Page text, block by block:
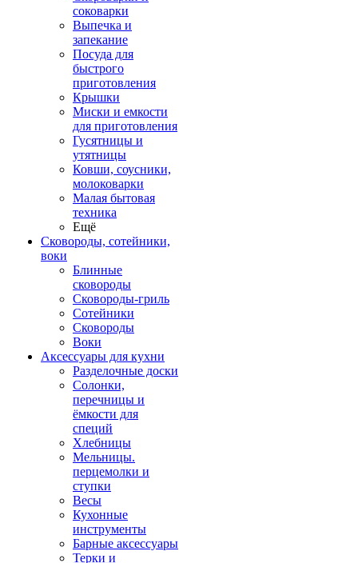
соковарки
Выпечка и
запекание
Посуда для
быстрого
приготовления
Крышки
Миски и емкости
для приготовления
Гусятницы и
утятницы
Ковши, соусники,
молоковарки
Малая бытовая
техника
Ещё
Сковороды, сотейники,
воки
Блинные
сковороды
Сковороды-гриль
Сотейники
Сковороды
Воки
Аксессуары для кухни
Разделочные доски
Солонки,
перечницы и
ёмкости для
специй
Хлебницы
Мельницы.
перцемолки и
ступки
Весы
Кухонные
инструменты
Барные аксессуары
Терки и